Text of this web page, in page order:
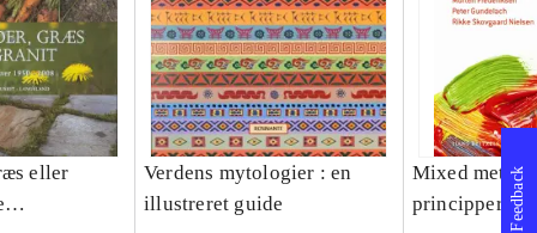
eller
Verdens mytologier : en
illustreret guide
Mixed
principper og
Feedback